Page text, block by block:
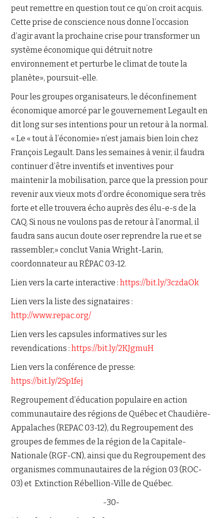
peut remettre en question tout ce qu’on croit acquis.
Cette prise de conscience nous donne l’occasion
d’agir avant la prochaine crise pour transformer un
système économique qui détruit notre
environnement et perturbe le climat de toute la
planète», poursuit-elle.
Pour les groupes organisateurs, le déconfinement
économique amorcé par le gouvernement Legault en
dit long sur ses intentions pour un retour à la normal.
« Le « tout à l’économie» n’est jamais bien loin chez
François Legault. Dans les semaines à venir, il faudra
continuer d’être inventifs et inventives pour
maintenir la mobilisation, parce que la pression pour
revenir aux vieux mots d’ordre économique sera très
forte et elle trouvera écho auprès des élu-e-s de la
CAQ. Si nous ne voulons pas de retour à l’anormal, il
faudra sans aucun doute oser reprendre la rue et se
rassembler,» conclut Vania Wright-Larin,
coordonnateur au RÉPAC 03-12.
Lien vers la carte interactive : https://bit.ly/3czdaOk
Lien vers la liste des signataires :
http://www.repac.org/
Lien vers les capsules informatives sur les
revendications : https://bit.ly/2KJgmuH
Lien vers la conférence de presse:
https://bit.ly/2Sp1fej
Regroupement d’éducation populaire en action
communautaire des régions de Québec et Chaudière-
Appalaches (REPAC 03-12), du Regroupement des
groupes de femmes de la région de la Capitale-
Nationale (RGF-CN), ainsi que du Regroupement des
organismes communautaires de la région 03 (ROC-
03) et Extinction Rébellion-Ville de Québec.
-30-